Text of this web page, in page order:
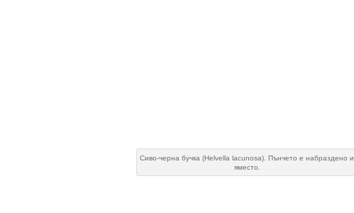
Сиво-черна бучка (Helvella lacunosa). Пънчето е набраздено и
яместо.